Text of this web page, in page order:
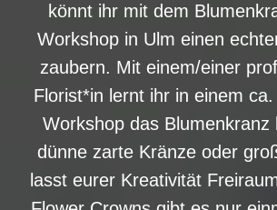
könnt ihr mit dem
Workshop in Ulm einen
zaubern. Mit einem/einer
Florist*in lernt ihr in einem
Workshop das Blumenkranz
dünne zarte Kränze oder
lasst eurer Kreativität